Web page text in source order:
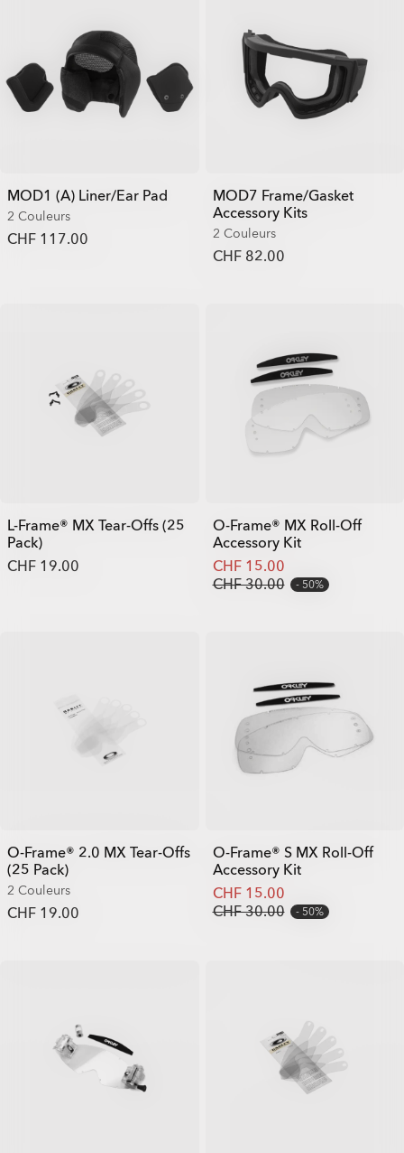
MOD1 (A) Liner/Ear Pad
2 Couleurs
CHF 117.00
MOD7 Frame/Gasket
Accessory Kits
2 Couleurs
CHF 82.00
L-Frame® MX Tear-Offs (25
Pack)
CHF 19.00
O-Frame® MX Roll-Off
Accessory Kit
CHF 15.00
CHF 30.00
50%
O-Frame® 2.0 MX Tear-Offs
(25 Pack)
2 Couleurs
CHF 19.00
O-Frame® S MX Roll-Off
Accessory Kit
CHF 15.00
CHF 30.00
50%